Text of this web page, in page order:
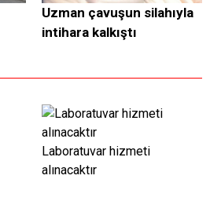
Uzman çavuşun silahıyla
intihara kalkıştı
Laboratuvar hizmeti
alınacaktır